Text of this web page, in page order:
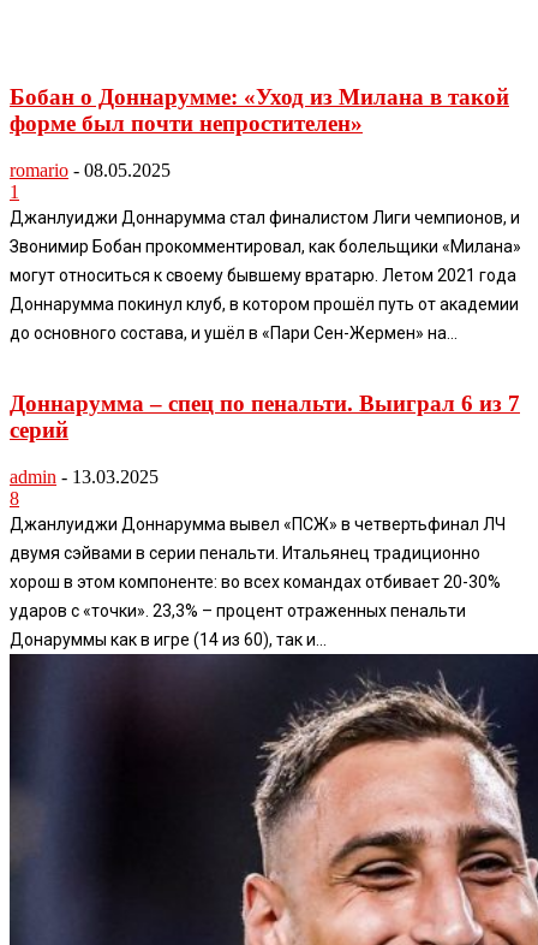
Бобан о Доннарумме: «Уход из Милана в такой
форме был почти непростителен»
romario - 08.05.2025
1
Джанлуиджи Доннарумма стал финалистом Лиги чемпионов, и
Звонимир Бобан прокомментировал, как болельщики «Милана»
могут относиться к своему бывшему вратарю. Летом 2021 года
Доннарумма покинул клуб, в котором прошёл путь от академии
до основного состава, и ушёл в «Пари Сен-Жермен» на...
Доннарумма – спец по пенальти. Выиграл 6 из 7
серий
admin - 13.03.2025
8
Джанлуиджи Доннарумма вывел «ПСЖ» в четвертьфинал ЛЧ
двумя сэйвами в серии пенальти. Итальянец традиционно
хорош в этом компоненте: во всех командах отбивает 20-30%
ударов с «точки». 23,3% – процент отраженных пенальти
Донаруммы как в игре (14 из 60), так и...